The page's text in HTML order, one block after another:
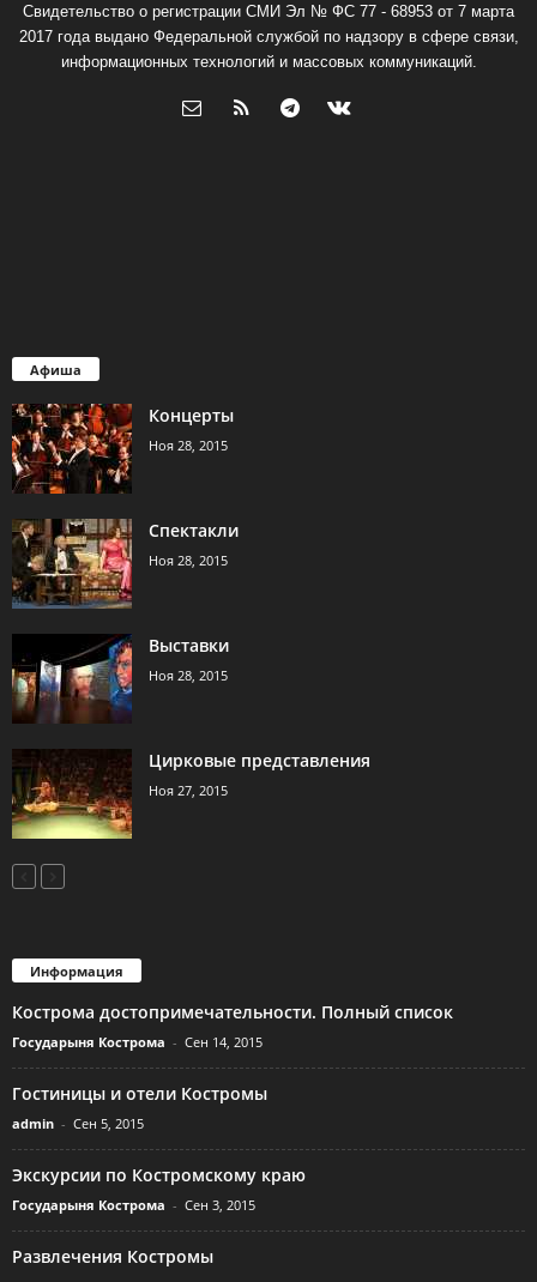
Свидетельство о регистрации СМИ Эл № ФС 77 - 68953 от 7 марта
2017 года выдано Федеральной службой по надзору в сфере связи,
информационных технологий и массовых коммуникаций.
Афиша
Концерты
Ноя 28, 2015
Спектакли
Ноя 28, 2015
Выставки
Ноя 28, 2015
Цирковые представления
Ноя 27, 2015
Информация
Кострома достопримечательности. Полный список
Государыня Кострома - Сен 14, 2015
Гостиницы и отели Костромы
admin - Сен 5, 2015
Экскурсии по Костромскому краю
Государыня Кострома - Сен 3, 2015
Развлечения Костромы